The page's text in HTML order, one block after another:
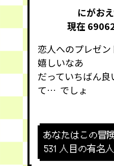
にがお
現在
恋人へのプレゼン
嬉しいなあ
だっていちばん
て… でしょ
あなたはこの冒
531 人目の有名人